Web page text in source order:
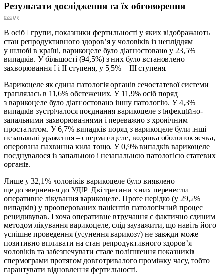
Результати дослідження та їх обговорення
вгору
В осіб І групи, показники фертильності у яких відображають
стан репродуктивного здоров’я у чоловіків із непліддям
у шлюбі в країні, варикоцеле було діагностовано у 23,5%
випадків. У більшості (94,5%) з них було встановлено
захворювання І і ІІ ступеня, у 5,5% – ІІІ ступеня.
Варикоцеле як єдина патологія органів сечостатевої системи
траплялась в 11,6% обстежених. У 11,9% осіб поряд
з варикоцеле було діагностовано іншу патологію. У 4,3%
випадків зустрічалося поєднання варикоцеле з інфекційно-
запальними захворюваннями і переважно з хронічним
простатитом. У 6,7% випадків поряд з варикоцеле були інші
незапальні ураження – сперматоцеле, водянка оболонок яєчка,
оперована пахвинна кила тощо. У 0,9% випадків варикоцеле
поєднувалося із запальною і незапальною патологією статевих
органів.
Лише у 32,1% чоловіків варикоцеле було виявлено
ще до звернення до УДІР. Дві третини з них перенесли
оперативне лікування варикоцеле. Проте нерідко (у 29,2%
випадків) у прооперованих пацієнтів патологічний процес
рецидивував. І хоча оперативне втручання є фактично єдиним
методом лікування варикоцеле, слід зауважити, що навіть його
успішне проведення (усунення варикозу) не завжди може
позитивно впливати на стан репродуктивного здоров’я
чоловіків та забезпечувати стале поліпшення показників
спермограми протягом довготривалого проміжку часу, тобто
гарантувати відновлення фертильності.